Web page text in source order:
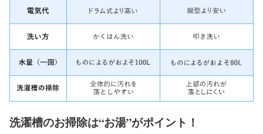
洗濯槽のお掃除は“お湯”がポイント！